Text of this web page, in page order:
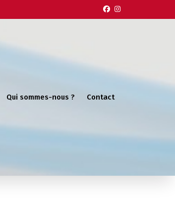
Qui sommes-nous ? Contact